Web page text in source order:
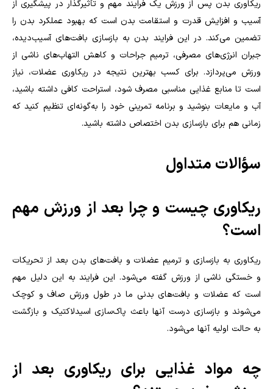
ریکاوری بدن پس از ورزش یک فرایند مهم و تأثیرگذار در پیشگیری از
آسیب و افزایش قدرت و استقامت بدن است که بهبود عملکرد بدن را
تضمین می‌کند. در این فرایند بدن به بازسازی بافت‌های آسیب‌دیده،
جبران انرژی‌های مصرفی، ترمیم جراحات و کاهش التهاب‌های ناشی از
ورزش می‌پردازد. برای کسب بهترین نتیجه در ریکاوری عضلات، نیاز
است تا منابع غذایی مناسبی مصرف شود، استراحت کافی داشته باشید،
آب و مایعات بنوشید و برنامه تمرینی خود را به‌گونه‌ای تنظیم کنید که
زمانی هم برای بازسازی بدن اختصاص داشته باشید.
سؤالات متداول
ریکاوری چیست و چرا بعد از ورزش مهم
است؟
ریکاوری به بازسازی و ترمیم عضلات و بافت‌های بدن بعد از تحریکات
و خستگی ناشی از ورزش گفته می‌شود. این فرایند به این دلیل مهم
است که عضلات و بافت‌های بدنی ما در طول ورزش صاف و کوچک
می‌شوند و بازسازی درست آنها باعث پاک‌سازی اسیدلاکتیک و بازگشت
به حالت اولیه آنها می‌شود.
چه مواد غذایی برای ریکاوری بعد از